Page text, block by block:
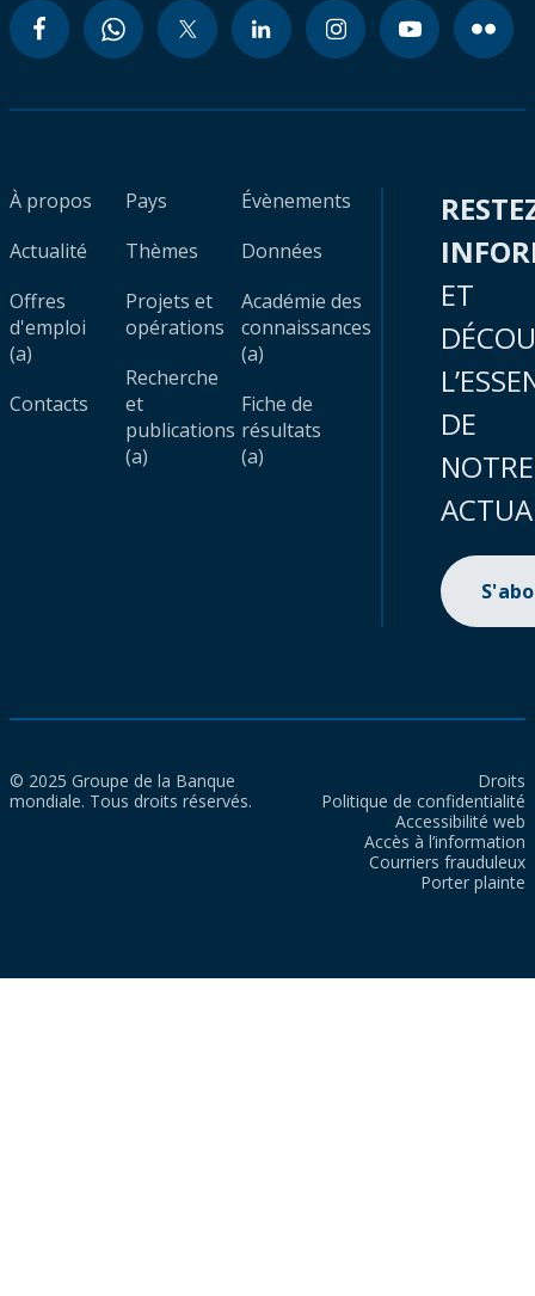
À propos
Actualité
Offres
d'emploi
(a)
Contacts
Pays
Thèmes
Projets et
opérations
Recherche
et
publications
(a)
Évènements
Données
Académie des
connaissances
(a)
Fiche de
résultats
(a)
ET
DE
NOTRE
© 2025 Groupe de la Banque
mondiale. Tous droits réservés.
Droits
Politique de confidentialité
Accessibilité web
Accès à l’information
Courriers frauduleux
Porter plainte